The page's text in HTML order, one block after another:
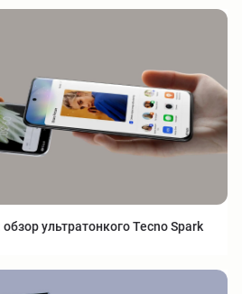
ультратонкого Tecno Spark